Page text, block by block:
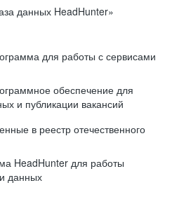
данных HeadHunter»
для работы с сервисами
обеспечение для
и публикации вакансий
в реестр отечественного
HeadHunter для работы
данных